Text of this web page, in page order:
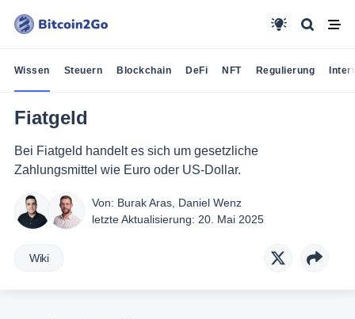
Wissen Steuern Blockchain DeFi NFT Regulierung
Fiatgeld
Bei Fiatgeld handelt es sich um gesetzliche
Zahlungsmittel wie Euro oder US-Dollar.
Von: Burak Aras Daniel Wenz
letzte Aktualisierung: 20. Mai 2025
Wiki